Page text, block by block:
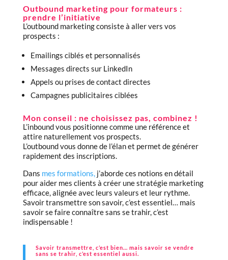
Outbound marketing pour formateurs :
prendre l’initiative
L’outbound marketing consiste à aller vers vos
prospects :
Emailings ciblés et personnalisés
Messages directs sur LinkedIn
Appels ou prises de contact directes
Campagnes publicitaires ciblées
Mon conseil : ne choisissez pas, combinez !
L’inbound vous positionne comme une référence et
attire naturellement vos prospects.
L’outbound vous donne de l’élan et permet de générer
rapidement des inscriptions.
Dans mes formations,j’aborde ces notions en détail
pour aider mes clients à créer une stratégie marketing
efficace, alignée avec leurs valeurs et leur rythme.
Savoir transmettre son savoir, c’est essentiel… mais
savoir se faire connaître sans se trahir, c’est
indispensable !
Savoir transmettre, c’est bien… mais savoir se vendre
sans se trahir, c’est essentiel aussi.